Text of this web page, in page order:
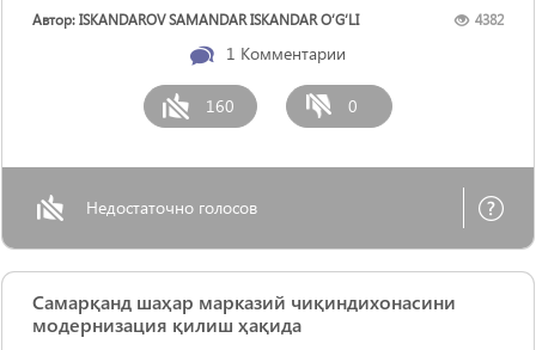
Автор: ISKANDAROV SAMANDAR ISKANDAR O‘G‘LI 4382
1 Комментарии
160 0
Недостаточно голосов
Самарқанд шаҳар марказий чиқиндихонасини
модернизация қилиш ҳақида